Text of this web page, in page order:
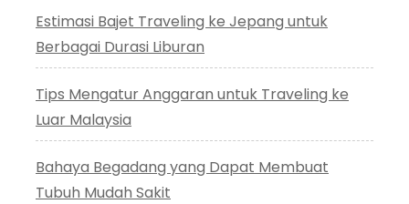
Estimasi Bajet Traveling ke Jepang untuk
Berbagai Durasi Liburan
Tips Mengatur Anggaran untuk Traveling ke
Luar Malaysia
Bahaya Begadang yang Dapat Membuat
Tubuh Mudah Sakit